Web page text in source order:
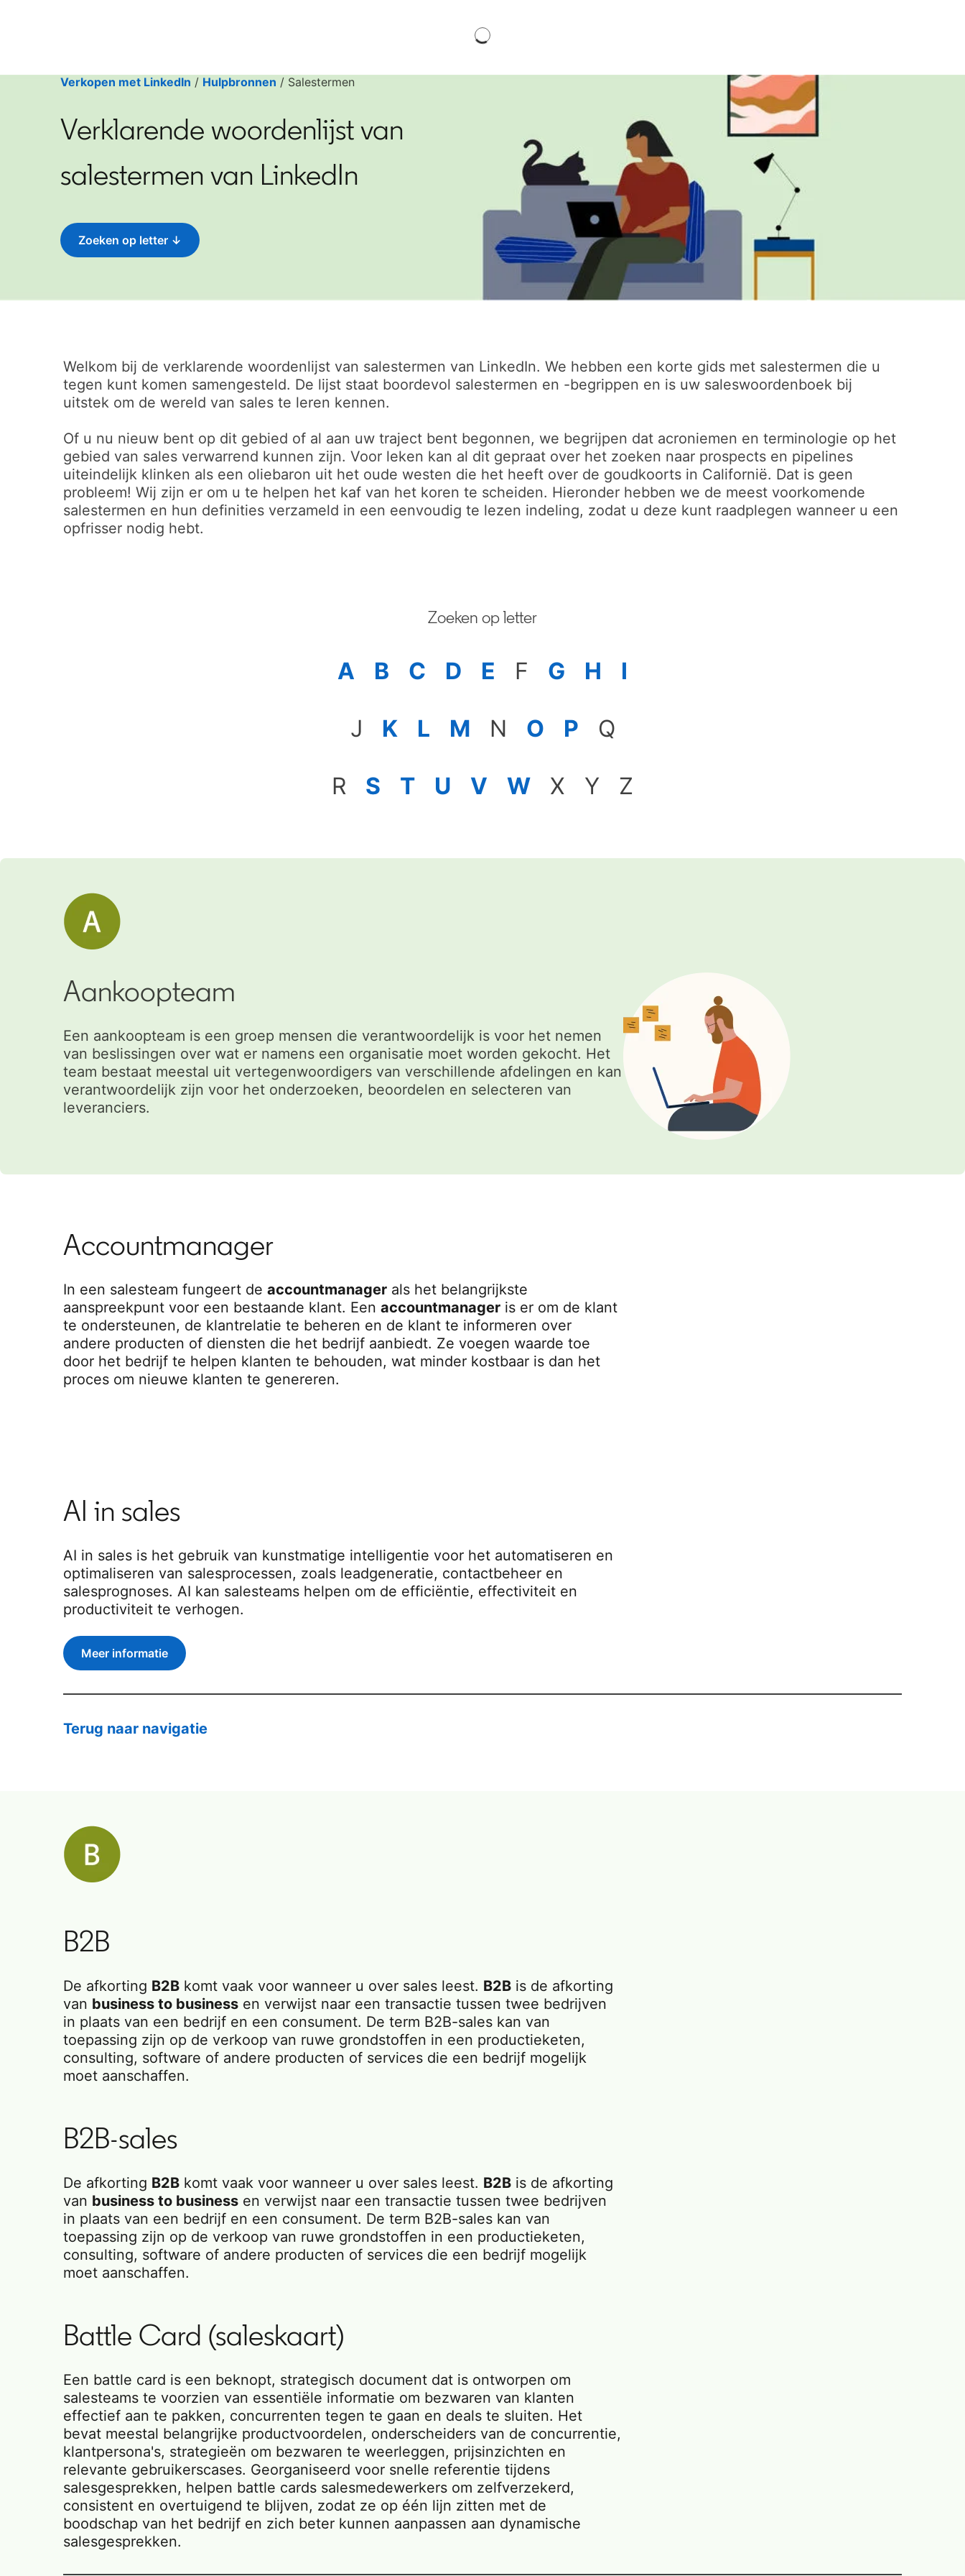
Verkopen met LinkedIn / Hulpbronnen / Salestermen
Verklarende woordenlijst van
salestermen van LinkedIn
Zoeken op letter ↓
Welkom bij de verklarende woordenlijst van salestermen van LinkedIn. We hebben een korte gids met salestermen die u
tegen kunt komen samengesteld. De lijst staat boordevol salestermen en -begrippen en is uw saleswoordenboek bij
uitstek om de wereld van sales te leren kennen.
Of u nu nieuw bent op dit gebied of al aan uw traject bent begonnen, we begrijpen dat acroniemen en terminologie op het
gebied van sales verwarrend kunnen zijn. Voor leken kan al dit gepraat over het zoeken naar prospects en pipelines
uiteindelijk klinken als een oliebaron uit het oude westen die het heeft over de goudkoorts in Californië. Dat is geen
probleem! Wij zijn er om u te helpen het kaf van het koren te scheiden. Hieronder hebben we de meest voorkomende
salestermen en hun definities verzameld in een eenvoudig te lezen indeling, zodat u deze kunt raadplegen wanneer u een
opfrisser nodig hebt.
Zoeken op letter
A B C D E F G H I
J K L M N O P Q
R S T U V W X Y Z
Aankoopteam
Een aankoopteam is een groep mensen die verantwoordelijk is voor het nemen
van beslissingen over wat er namens een organisatie moet worden gekocht. Het
team bestaat meestal uit vertegenwoordigers van verschillende afdelingen en kan
verantwoordelijk zijn voor het onderzoeken, beoordelen en selecteren van
leveranciers.
Accountmanager
In een salesteam fungeert de accountmanager als het belangrijkste
aanspreekpunt voor een bestaande klant. Een accountmanager is er om de klant
te ondersteunen, de klantrelatie te beheren en de klant te informeren over
andere producten of diensten die het bedrijf aanbiedt. Ze voegen waarde toe
door het bedrijf te helpen klanten te behouden, wat minder kostbaar is dan het
proces om nieuwe klanten te genereren.
AI in sales
AI in sales is het gebruik van kunstmatige intelligentie voor het automatiseren en
optimaliseren van salesprocessen, zoals leadgeneratie, contactbeheer en
salesprognoses. AI kan salesteams helpen om de efficiëntie, effectiviteit en
productiviteit te verhogen.
Meer informatie
Terug naar navigatie
B2B
De afkorting B2B komt vaak voor wanneer u over sales leest. B2B is de afkorting
van business to business en verwijst naar een transactie tussen twee bedrijven
in plaats van een bedrijf en een consument. De term B2B-sales kan van
toepassing zijn op de verkoop van ruwe grondstoffen in een productieketen,
consulting, software of andere producten of services die een bedrijf mogelijk
moet aanschaffen.
B2B-sales
De afkorting B2B komt vaak voor wanneer u over sales leest. B2B is de afkorting
van business to business en verwijst naar een transactie tussen twee bedrijven
in plaats van een bedrijf en een consument. De term B2B-sales kan van
toepassing zijn op de verkoop van ruwe grondstoffen in een productieketen,
consulting, software of andere producten of services die een bedrijf mogelijk
moet aanschaffen.
Battle Card (saleskaart)
Een battle card is een beknopt, strategisch document dat is ontworpen om
salesteams te voorzien van essentiële informatie om bezwaren van klanten
effectief aan te pakken, concurrenten tegen te gaan en deals te sluiten. Het
bevat meestal belangrijke productvoordelen, onderscheiders van de concurrentie,
klantpersona's, strategieën om bezwaren te weerleggen, prijsinzichten en
relevante gebruikerscases. Georganiseerd voor snelle referentie tijdens
salesgesprekken, helpen battle cards salesmedewerkers om zelfverzekerd,
consistent en overtuigend te blijven, zodat ze op één lijn zitten met de
boodschap van het bedrijf en zich beter kunnen aanpassen aan dynamische
salesgesprekken.